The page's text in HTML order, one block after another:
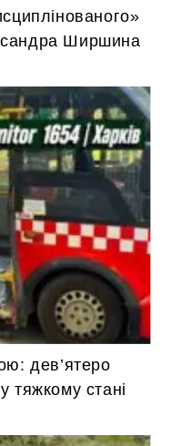
Ширшина
дев’ятеро
тяжкому стані